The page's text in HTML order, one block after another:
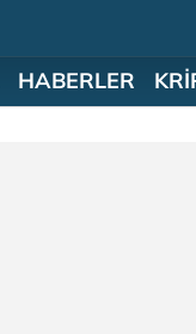
HABERLER